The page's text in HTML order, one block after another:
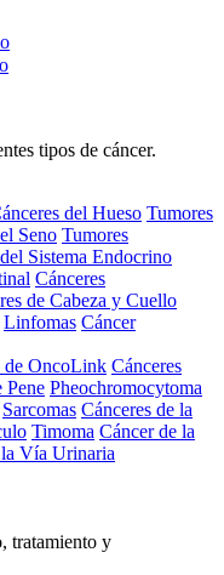
tipos de cáncer.
del Hueso Tumores
Seno Tumores
Sistema Endocrino
Cánceres
de Cabeza y Cuello
Linfomas Cáncer
de OncoLink Cánceres
Pene Pheochromocytoma
Sarcomas Cánceres de la
Timoma Cáncer de la
la Vía Urinaria
tratamiento y